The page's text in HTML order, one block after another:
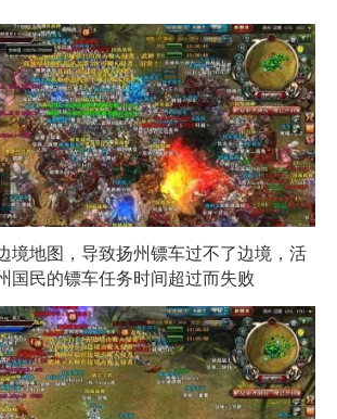
地图，导致扬州镖车过不了边境，活
国民的镖车任务时间超过而失败